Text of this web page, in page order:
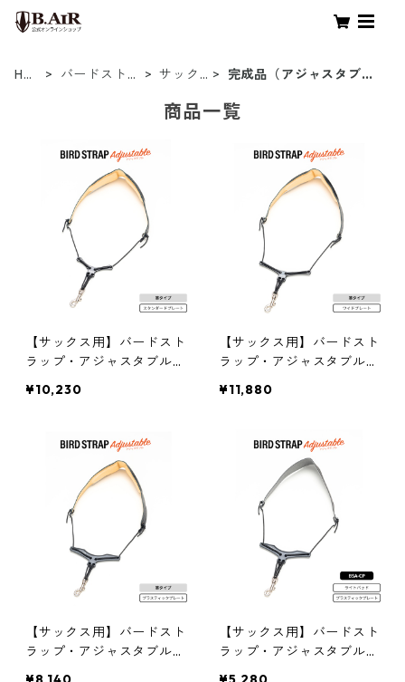
HO
バードストラ
サック
完成品（アジャスタブル
商品一覧
【サックス用】バードスト
ラップ・アジャスタブル
¥10,230
【サックス用】バードスト
ラップ・アジャスタブル
¥11,880
【サックス用】バードスト
ラップ・アジャスタブル
【サックス用】バードスト
ラップ・アジャスタブル